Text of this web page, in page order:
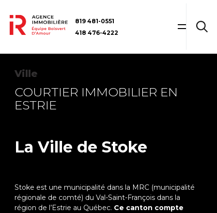
819 481-0551
418 476-4222
Ville
COURTIER IMMOBILIER EN
ESTRIE
La Ville de Stoke
Stoke est une municipalité dans la MRC (municipalité
régionale de comté) du Val-Saint-François dans la
région de l’Estrie au Québec. Ce canton compte